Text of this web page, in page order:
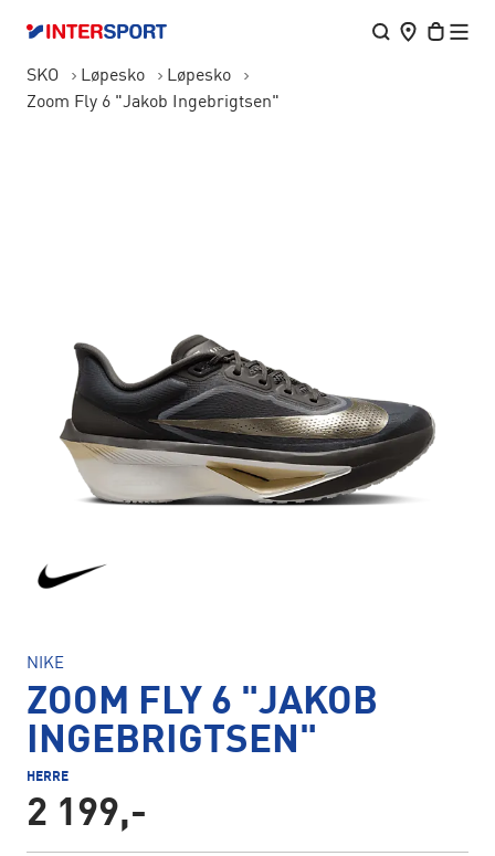
SKO Løpesko
Løpesko
Zoom Fly 6 "Jakob Ingebrigtsen"
NIKE
ZOOM FLY 6 "JAKOB
INGEBRIGTSEN"
HERRE
2 199,-